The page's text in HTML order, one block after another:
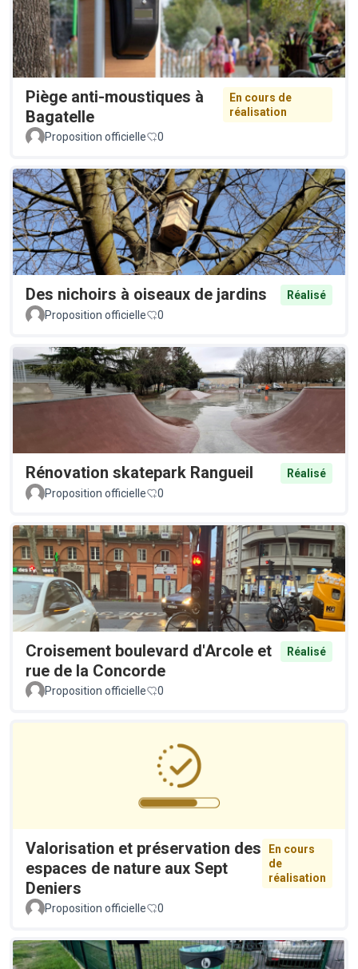
Piège anti-moustiques à
Bagatelle
En cours de
réalisation
Proposition officielle
0
Des nichoirs à oiseaux de jardins
Réalisé
Proposition officielle
0
Rénovation skatepark Rangueil
Réalisé
Proposition officielle
0
Croisement boulevard d'Arcole et
rue de la Concorde
Réalisé
Proposition officielle 0
Valorisation et préservation des
espaces de nature aux Sept
Deniers
En cours
de
réalisation
Proposition officielle 0